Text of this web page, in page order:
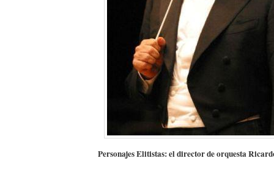
Personajes Elitistas: el director de orquesta